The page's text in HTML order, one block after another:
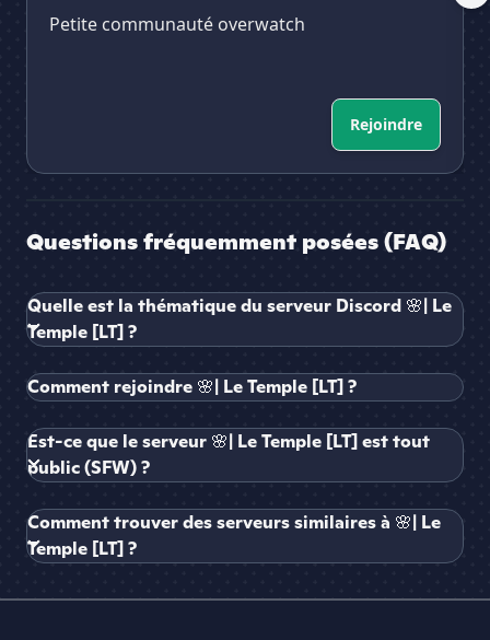
Petite communauté overwatch
Rejoindre
Questions fréquemment posées (FAQ)
Quelle est la thématique du serveur Discord 🌸| Le
Temple [LT] ?
Comment rejoindre 🌸| Le Temple [LT] ?
Est-ce que le serveur 🌸| Le Temple [LT] est tout
public (SFW) ?
Comment trouver des serveurs similaires à 🌸| Le
Temple [LT] ?